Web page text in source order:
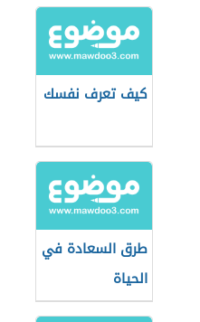
كيف تعرف نفسك
طرق السعادة في
الحياة